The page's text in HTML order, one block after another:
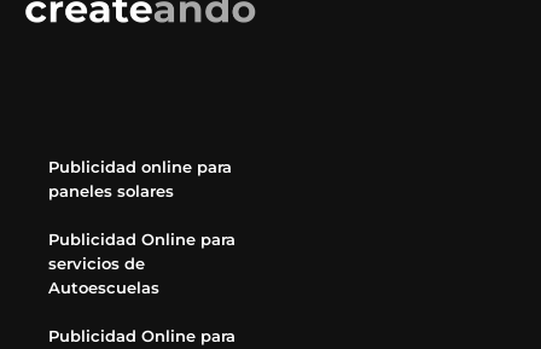
Publicidad online para
paneles solares
Publicidad Online para
servicios de
Autoescuelas
Publicidad Online para